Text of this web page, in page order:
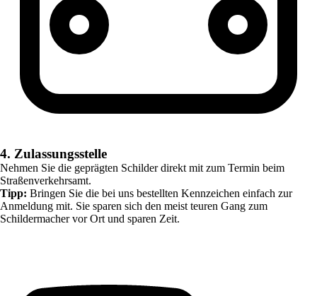
4. Zulassungsstelle
Nehmen Sie die geprägten Schilder direkt mit zum Termin beim
Straßenverkehrsamt.
Tipp: Bringen Sie die bei uns bestellten Kennzeichen einfach zur
Anmeldung mit. Sie sparen sich den meist teuren Gang zum
Schildermacher vor Ort und sparen Zeit.